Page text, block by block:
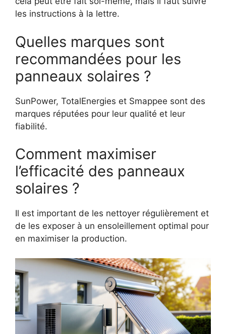
les instructions à la lettre.
Quelles marques sont
recommandées pour les
panneaux solaires ?
SunPower, TotalEnergies et Smappee sont des
marques réputées pour leur qualité et leur
fiabilité.
Comment maximiser
l’efficacité des panneaux
solaires ?
Il est important de les nettoyer régulièrement et
de les exposer à un ensoleillement optimal pour
en maximiser la production.